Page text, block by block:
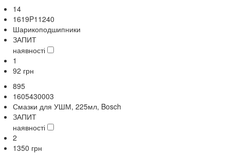
14
1619P11240
Шарикоподшипники
ЗАПИТ
наявності
1
92 грн
895
1605430003
Смазки для УШМ, 225мл, Bosch
ЗАПИТ
наявності
2
1350 грн